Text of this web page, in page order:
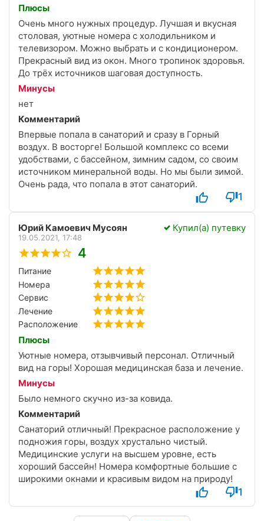
Плюсы
Очень много нужных процедур. Лучшая и вкусная
столовая, уютные номера с холодильником и
телевизором. Можно выбрать и с кондиционером.
Прекрасный вид из окон. Много тропинок здоровья.
До трёх источников шаговая доступность.
Минусы
нет
Комментарий
Впервые попала в санаторий и сразу в Горный
воздух. В восторге! Большой комплекс со всеми
удобствами, с бассейном, зимним садом, со своим
источником минеральной воды. Но мы были зимой.
Очень рада, что попала в этот санаторий.
1
Юрий Камоевич Мусоян Купил(а) путевку
19.05.2021, 17:48
4
Питание
Номера
Сервис
Лечение
Расположение
Плюсы
Уютные номера, отзывчивый персонал. Отличный
вид на горы! Хорошая медицинская база и лечение.
Минусы
Было немного скучно из-за ковида.
Комментарий
Санаторий отличный! Прекрасное расположение у
подножия горы, воздух хрустально чистый.
Медицинские услуги на высшем уровне, есть
хороший бассейн! Номера комфортные большие с
широкими окнами и красивым видом на природу!
1